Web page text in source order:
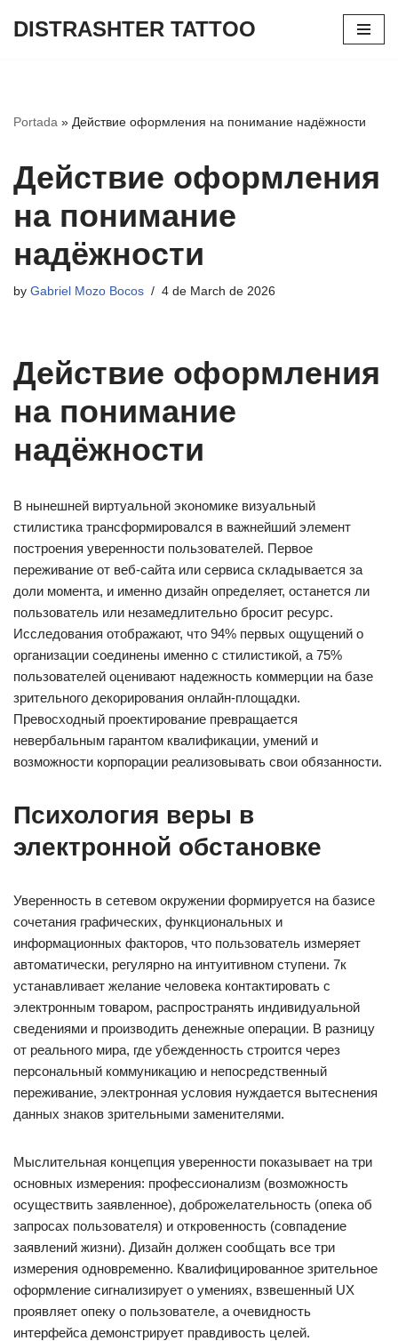
DISTRASHTER TATTOO
Portada » Действие оформления на понимание надёжности
Действие оформления
на понимание
надёжности
by Gabriel Mozo Bocos 4 de March de 2026
Действие оформления
на понимание
надёжности
В нынешней виртуальной экономике визуальный
стилистика трансформировался в важнейший элемент
построения уверенности пользователей. Первое
переживание от веб-сайта или сервиса складывается за
доли момента, и именно дизайн определяет, останется ли
пользователь или незамедлительно бросит ресурс.
Исследования отображают, что 94% первых ощущений о
организации соединены именно с стилистикой, а 75%
пользователей оценивают надежность коммерции на базе
зрительного декорирования онлайн-площадки.
Превосходный проектирование превращается
невербальным гарантом квалификации, умений и
возможности корпорации реализовывать свои обязанности.
Психология веры в
электронной обстановке
Уверенность в сетевом окружении формируется на базисе
сочетания графических, функциональных и
информационных факторов, что пользователь измеряет
автоматически, регулярно на интуитивном ступени. 7к
устанавливает желание человека контактировать с
электронным товаром, распространять индивидуальной
сведениями и производить денежные операции. В разницу
от реального мира, где убежденность строится через
персональный коммуникацию и непосредственный
переживание, электронная условия нуждается вытеснения
данных знаков зрительными заменителями.
Мыслительная концепция уверенности показывает на три
основных измерения: профессионализм (возможность
осуществить заявленное), доброжелательность (опека об
запросах пользователя) и откровенность (совпадение
заявлений жизни). Дизайн должен сообщать все три
измерения одновременно. Квалифицированное зрительное
оформление сигнализирует о умениях, взвешенный UX
проявляет опеку о пользователе, а очевидность
интерфейса демонстрирует правдивость целей.